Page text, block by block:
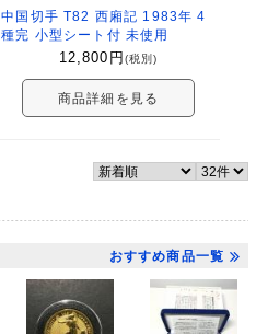
中国切手 T82 西廂記 1983年 4
種完 小型シート付 未使用
12,800 円 (税別)
商品詳細を見る
おすすめ商品一覧